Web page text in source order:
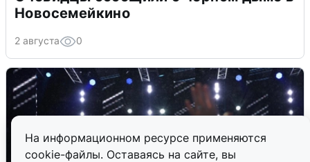
На информационном ресурсе применяются
cookie-файлы. Оставаясь на сайте, вы
Новосемейкино
2 августа 0